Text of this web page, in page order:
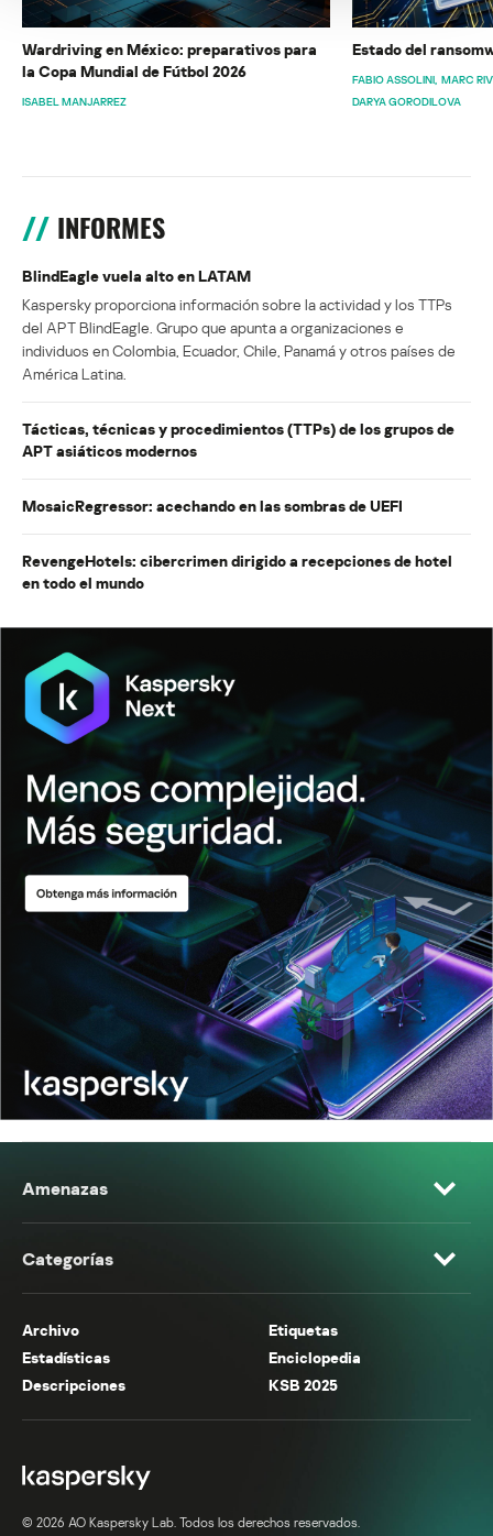
Wardriving en México: preparativos para
la Copa Mundial de Fútbol 2026
ISABEL MANJARREZ
Estado del
FABIO ASSOLINI MARC
DARYA GORODILOVA
INFORMES
BlindEagle vuela alto en LATAM
Kaspersky proporciona información sobre la actividad y los TTPs
del APT BlindEagle. Grupo que apunta a organizaciones e
individuos en Colombia, Ecuador, Chile, Panamá y otros países de
América Latina.
Tácticas, técnicas y procedimientos (TTPs) de los grupos de
APT asiáticos modernos
MosaicRegressor: acechando en las sombras de UEFI
RevengeHotels: cibercrimen dirigido a recepciones de hotel
en todo el mundo
Amenazas
Categorías
Archivo
Etiquetas
Estadísticas
Enciclopedia
Descripciones
KSB 2025
© 2026 AO Kaspersky Lab. Todos los derechos reservados.